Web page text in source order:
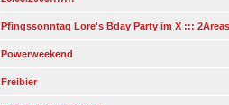
Pfingssonntag Lore's Bday Party im X ::: 2Areas
Powerweekend
Freibier